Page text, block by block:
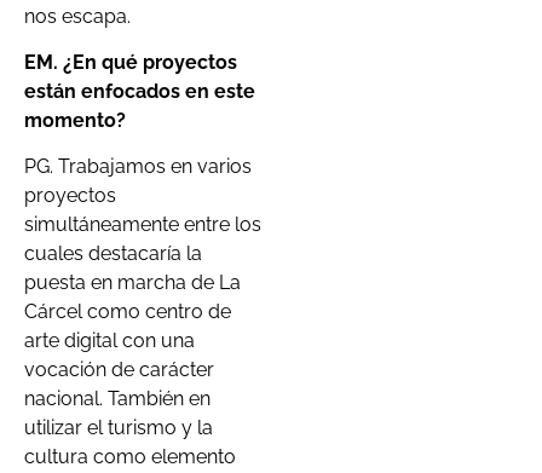
nos escapa.
EM. ¿En qué proyectos
están enfocados en este
momento?
PG. Trabajamos en varios
proyectos
simultáneamente entre los
cuales destacaría la
puesta en marcha de La
Cárcel como centro de
arte digital con una
vocación de carácter
nacional. También en
utilizar el turismo y la
cultura como elemento